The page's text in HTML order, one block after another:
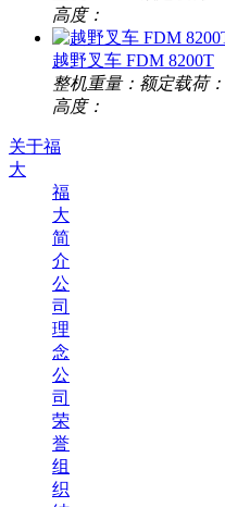
高度：
越野叉车 FDM 8200T
​整机重量： ​额定载荷：
高度：
关于福
大
福
大
简
介
公
司
理
念
公
司
荣
誉
组
织